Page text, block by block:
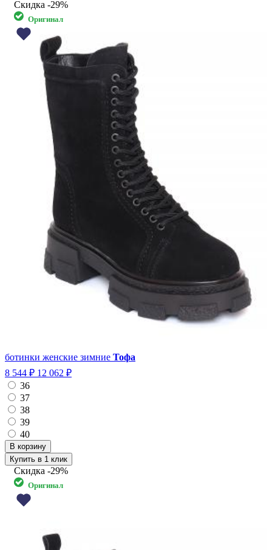
Скидка -29%
Оригинал
ботинки женские зимние Тофа
8 544 ₽ 12 062 ₽
36
37
38
39
40
Купить в 1 клик
Скидка -29%
Оригинал